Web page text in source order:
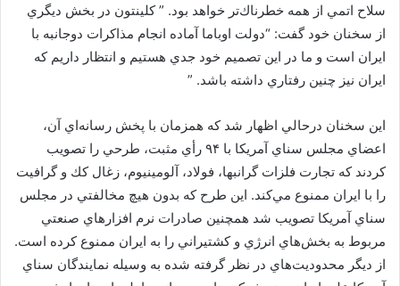
سلاح اتمي از همه خطرناك‌تر خواهد بود. ” كلينتون در بخش ديگري
از سخنان خود گفت: “دولت اوباما آماده انجام مذاكرات دوجانبه با
ايران است و ما در اين تصميم خود جدي هستيم و انتظار داريم كه
ايران نيز چنين رفتاري داشته باشد. ”
اين سخنان درحالي اظهار شد كه همزمان با پخش رسانه‌اي آن،
اعضاي مجلس سناي آمريكا با ۹۴ رأي مثبت، طرحي را تصويب
كردند كه تجارت فلزات گرانبها، فولاد، آلومينيوم، زغال كك و گرافيت
را با ايران ممنوع مي‌كند. اين طرح كه بدون هيچ مخالفتي در مجلس
سناي آمريكا تصويب شد همچنين صادرات نرم افزارهاي صنعتي
مربوط به بخش‌هاي انرژي و كشتيراني را به ايران ممنوع كرده است.
از ديگر محدوديت‌هاي در نظر گرفته شده به وسيله نمايندگان سناي